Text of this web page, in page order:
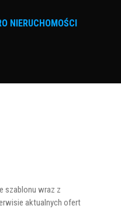
NIERUCHOMOŚCI
szablonu wraz z
aktualnych ofert